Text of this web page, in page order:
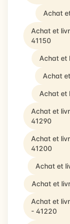
Achat
Achat et
41150
Achat et
Achat
Achat et
Achat et
41290
Achat et
41200
Achat et
Achat et
Achat et
- 41220